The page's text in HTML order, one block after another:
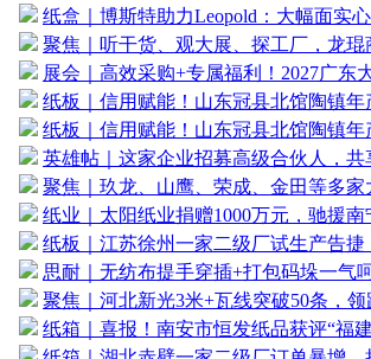
纸盒｜博斯特助力Leopold：大幅面实
聚焦｜听干货、观大展、探工厂，龙琨
展会｜高效采购+专属福利！2027广东
纸板｜信用赋能！山东冠县北馆陶镇年
纸板｜信用赋能！山东冠县北馆陶镇年
英雄帖｜这家企业招募高级合伙人，共
聚焦｜玖龙、山鹰、荣成、金田等多家
纸业｜太阳纸业捐赠1000万元，驰援南
纸板｜江苏徐州一家二级厂试生产告捷
思耐｜无纺布提手穿插+打包码垛一气
聚焦｜河北新光3米+瓦线突破50条，领
纸箱｜喜报！南安市恒发纸品获评“福